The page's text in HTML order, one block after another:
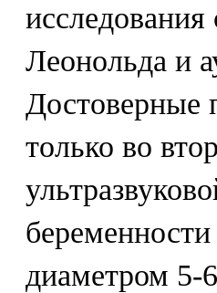
Леонольда и
Достоверные
только во
диаметром 5-